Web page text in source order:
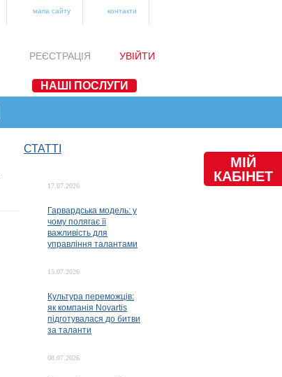
МІЙ
КАБІНЕТ
мапа сайту контакти
УВІЙТИ
РЕЄСТРАЦІЯ
НАШІ ПОСЛУГИ
СТАТТІ
17.07.2026
Гарвардська модель: у
чому полягає її
важливість для
управління талантами
15.07.2026
Культура переможців:
як компанія Novartis
підготувалася до битви
за таланти
08.07.2026